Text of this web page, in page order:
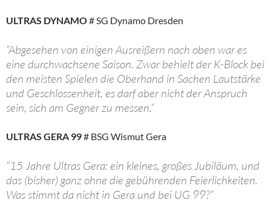
ULTRAS DYNAMO# SG Dynamo Dresden
“Abgesehen von einigen Ausreißern nach oben war es
eine durchwachsene Saison. Zwar behielt der K-Block bei
den meisten Spielen die Oberhand in Sachen Lautstärke
und Geschlossenheit, es darf aber nicht der Anspruch
sein, sich am Gegner zu messen.“
ULTRAS GERA 99# BSG Wismut Gera
“15 Jahre Ultras Gera: ein kleines, großes Jubiläum, und
das (bisher) ganz ohne die gebührenden Feierlichkeiten.
Was stimmt da nicht in Gera und bei UG 99?“